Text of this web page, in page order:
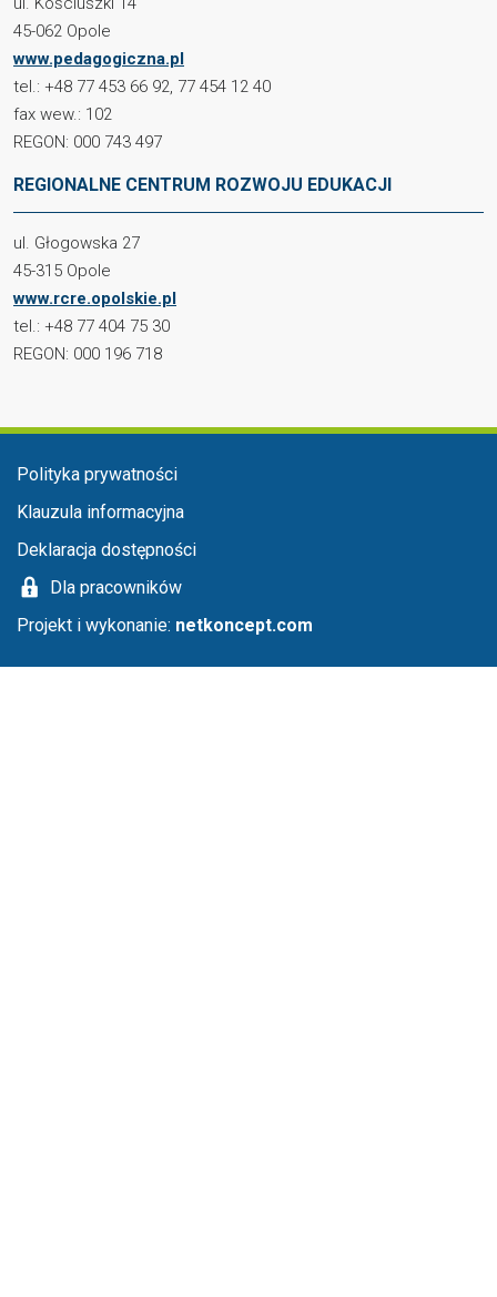
45-062 Opole
www.pedagogiczna.pl
tel.: +48 77 453 66 92, 77 454 12 40
fax wew.: 102
REGON: 000 743 497
REGIONALNE CENTRUM ROZWOJU EDUKACJI
ul. Głogowska 27
45-315 Opole
www.rcre.opolskie.pl
tel.: +48 77 404 75 30
REGON: 000 196 718
Menu stopka
Polityka prywatności
Klauzula informacyjna
Deklaracja dostępności
Dla pracowników
Projekt i wykonanie: netkoncept.com